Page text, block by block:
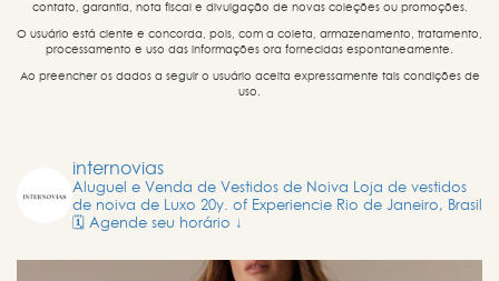
contato, garantia, nota fiscal e divulgação de novas coleções ou promoções.
O usuário está ciente e concorda, pois, com a coleta, armazenamento, tratamento,
processamento e uso das informações ora fornecidas espontaneamente.
Ao preencher os dados a seguir o usuário aceita expressamente tais condições de
uso.
internovias
Aluguel e Venda de Vestidos de Noiva Loja de vestidos
de noiva de Luxo 20y. of Experiencie Rio de Janeiro, Brasil
🗓️ Agende seu horário ↓